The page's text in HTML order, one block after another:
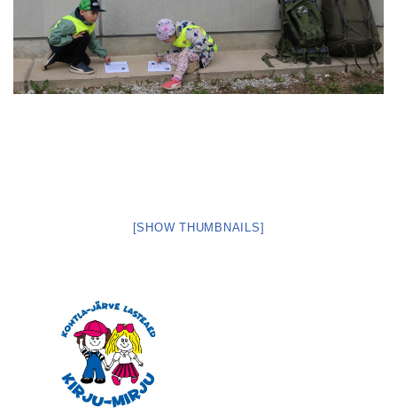
[SHOW THUMBNAILS]